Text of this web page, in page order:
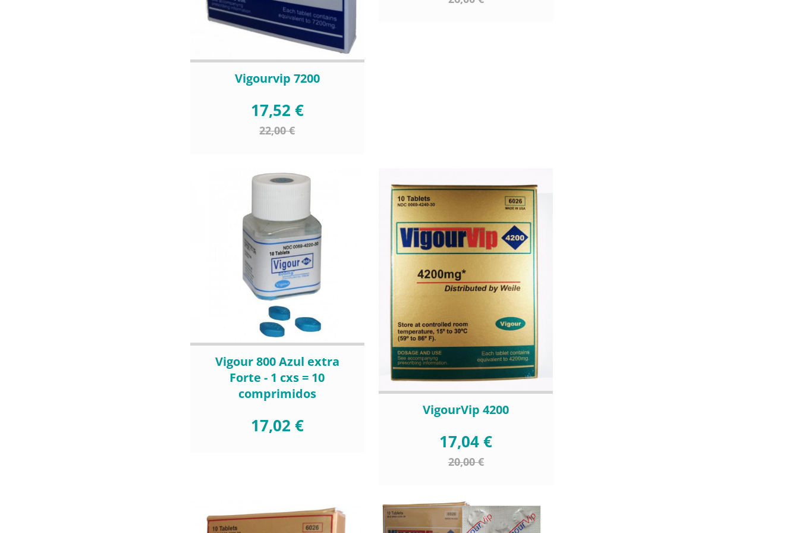
Vigourvip 7200
17,52 €
22,00 €
Vigour 800 Azul extra
Forte - 1 cxs = 10
comprimidos
17,02 €
VigourVip 4200
17,04 €
20,00 €